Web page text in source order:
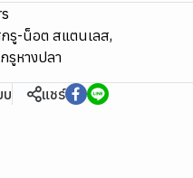
รู-น็อต สแตนเลส,
รูหางปลา
บ แชร์